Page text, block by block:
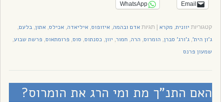
Email
WhatsApp
קטגוריות יוונית, מקרא |תגיותאדם ובהמה,איזופוס,איליאדה,אכילס,אתון,בלעם,
ג'ון הית',ג'ורג' סברן, הומרוס, הרה, חמור, יוון, כסנתוס, סוס, פרומתאוס, פרשת שבוע,
שמעון פרנס
האם התנ”ך מת ומי הרג את הומרוס?